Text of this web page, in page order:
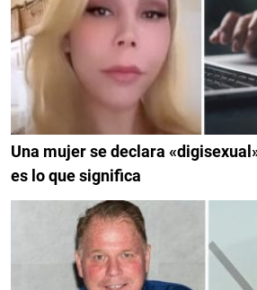
Una mujer se declara
es lo que significa